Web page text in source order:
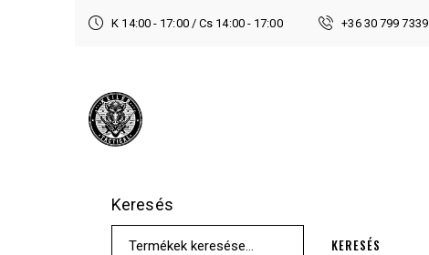
K 14:00 - 17:00 / Cs 14:00 - 17:00 +36 30 799 7339
Keresés
KERESÉS